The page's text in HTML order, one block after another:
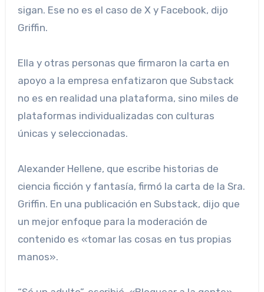
sigan. Ese no es el caso de X y Facebook, dijo
Griffin.
Ella y otras personas que firmaron la carta en
apoyo a la empresa enfatizaron que Substack
no es en realidad una plataforma, sino miles de
plataformas individualizadas con culturas
únicas y seleccionadas.
Alexander Hellene, que escribe historias de
ciencia ficción y fantasía, firmó la carta de la Sra.
Griffin. En una publicación en Substack, dijo que
un mejor enfoque para la moderación de
contenido es «tomar las cosas en tus propias
manos».